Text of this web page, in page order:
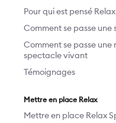
Pour qui est pensé Relax
Comment se passe une
Comment se passe
spectacle vivant
Témoignages
Mettre en place Relax
Mettre en place Relax